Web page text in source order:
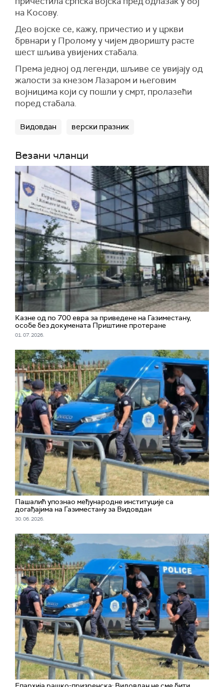
на Косову.
Део војске се, кажу, причестио и у цркви
брвнари у Пролому у чијем дворишту расте
шест шљива увијених стабала.
Према једној од легенди, шљиве се увијају од
жалости за кнезом Лазаром и његовим
војницима који су пошли у смрт, пролазећи
поред стабала.
Видовдан верски празник
Везани чланци
Казне од по 700 евра за приведене на Газиместану,
особе без докумената Приштине протеране
01. 07. 2026.
Пашалић упознао међународне институције са
догађајима на Газиместану за Видовдан
30. 06. 2026.